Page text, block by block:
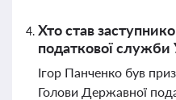
Хто став
податкової служби
Ігор Панченко був
Голови Державної